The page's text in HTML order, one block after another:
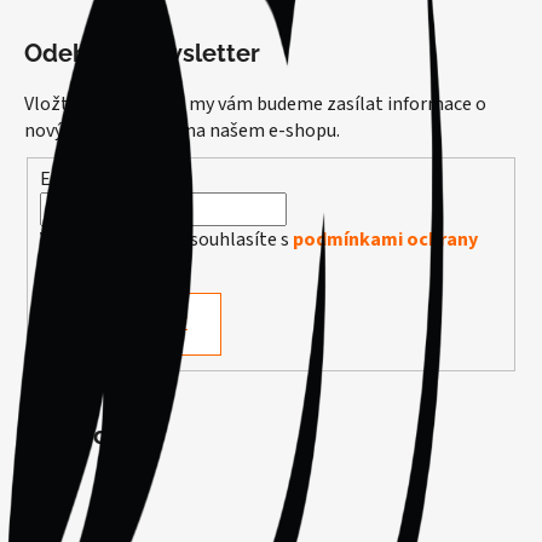
Odebírat newsletter
Vložte svůj e-mail a my vám budeme zasílat informace o
nových produktech na našem e-shopu.
E-mail
Vložením e-mailu souhlasíte s podmínkami ochrany
PŘIHLÁSIT SE
Facebook